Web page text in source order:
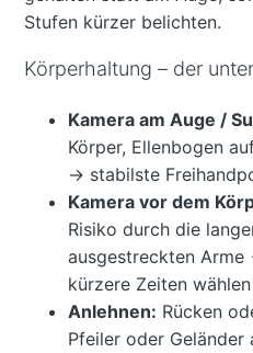
Stufen kürzer belichten.
Körperhaltung – der
Kamera am Auge /
Körper, Ellenbogen
→ stabilste
Kamera vor dem
Risiko durch die
ausgestreckten
kürzere Zeiten wählen
Anlehnen: Rücken
Pfeiler oder Geländer